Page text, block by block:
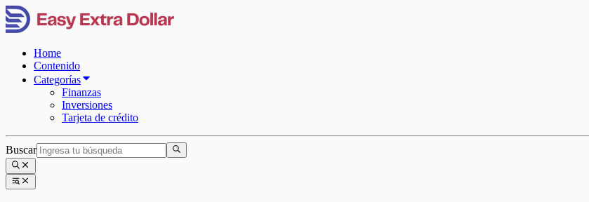
Home
Contenido
Categorías
Finanzas
Inversiones
Tarjeta de crédito
Buscar